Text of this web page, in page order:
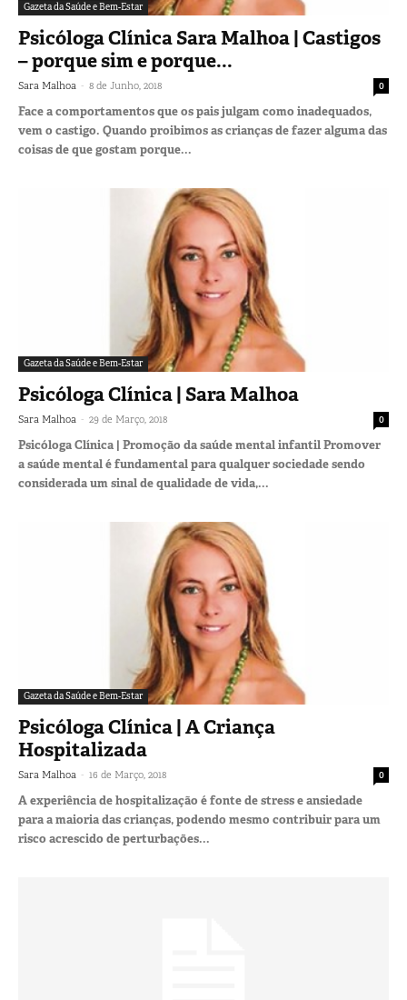
Gazeta da Saúde e Bem-Estar
Psicóloga Clínica Sara Malhoa | Castigos
– porque sim e porque...
Sara Malhoa - 8 de Junho, 2018 0
Face a comportamentos que os pais julgam como inadequados,
vem o castigo. Quando proibimos as crianças de fazer alguma das
coisas de que gostam porque...
Gazeta da Saúde e Bem-Estar
Psicóloga Clínica | Sara Malhoa
Sara Malhoa - 29 de Março, 2018 0
Psicóloga Clínica | Promoção da saúde mental infantil Promover
a saúde mental é fundamental para qualquer sociedade sendo
considerada um sinal de qualidade de vida,...
Gazeta da Saúde e Bem-Estar
Psicóloga Clínica | A Criança
Hospitalizada
Sara Malhoa - 16 de Março, 2018 0
A experiência de hospitalização é fonte de stress e ansiedade
para a maioria das crianças, podendo mesmo contribuir para um
risco acrescido de perturbações...